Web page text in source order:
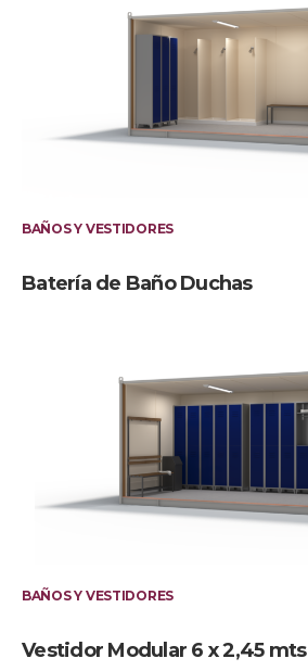
BAÑOS Y VESTIDORES
Batería de Baño Duchas
BAÑOS Y VESTIDORES
Vestidor Modular 6 x 2,45 mts